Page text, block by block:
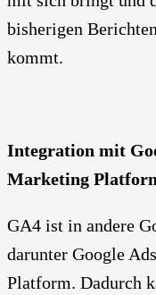
bisherigen
kommt.
Integration mit
Marketing
GA4 ist in andere
darunter Google
Platform. Dadurch